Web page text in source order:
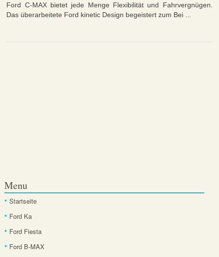
Ford C-MAX bietet jede Menge Flexibilität und Fahrvergnügen.
Das überarbeitete Ford kinetic Design begeistert zum Bei ...
Menu
Startseite
Ford Ka
Ford Fiesta
Ford B-MAX